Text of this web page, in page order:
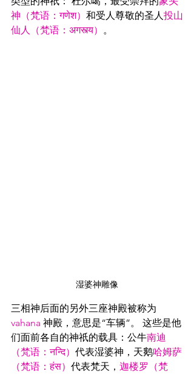
神（梵语：गणेश） 和受人尊敬的圣人投山
仙人（梵语：अगस्त्य） 。
湿婆神雕像
三相神后面的另外三座神殿被称为
vahana 神殿，意思是“车辆”。 这些是他
们面前各自的神祇的载具：公牛南迪
（梵语：नन्दि） 代表湿婆神，天鹅哈姆萨
（梵语：हंस） 代表梵天， 迦楼罗（梵